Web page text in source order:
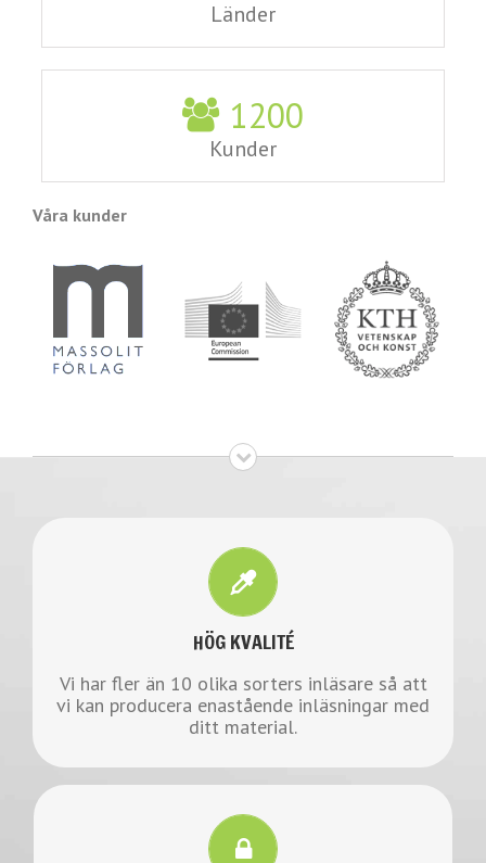
Länder
1200
Kunder
Våra kunder
HÖG KVALITÉ
Vi har fler än 10 olika sorters inläsare så att
vi kan producera enastående inläsningar med
ditt material.
LÄS MER
Fråga oss vad du vill om våra tjänsters kvalité
KONTAKTA OSS
FRÅGA OSS OM SÄKERHET